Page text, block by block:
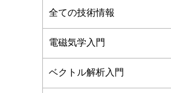
全ての技術情報
電磁気学入門
ベクトル解析入門